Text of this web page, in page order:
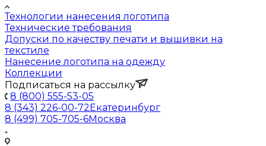
Технологии нанесения логотипа
Технические требования
Допуски по качеству печати и вышивки на
текстиле
Нанесение логотипа на одежду
Коллекции
Подписаться на рассылку
8 (800) 555-53-05
8 (343) 226-00-72Екатеринбург
8 (499) 705-705-6Москва